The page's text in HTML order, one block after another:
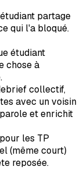
partage
qui l'a bloqué.
étudiant
chose à
collectif,
avec un voisin
et enrichit
les TP
(même court)
reposée.